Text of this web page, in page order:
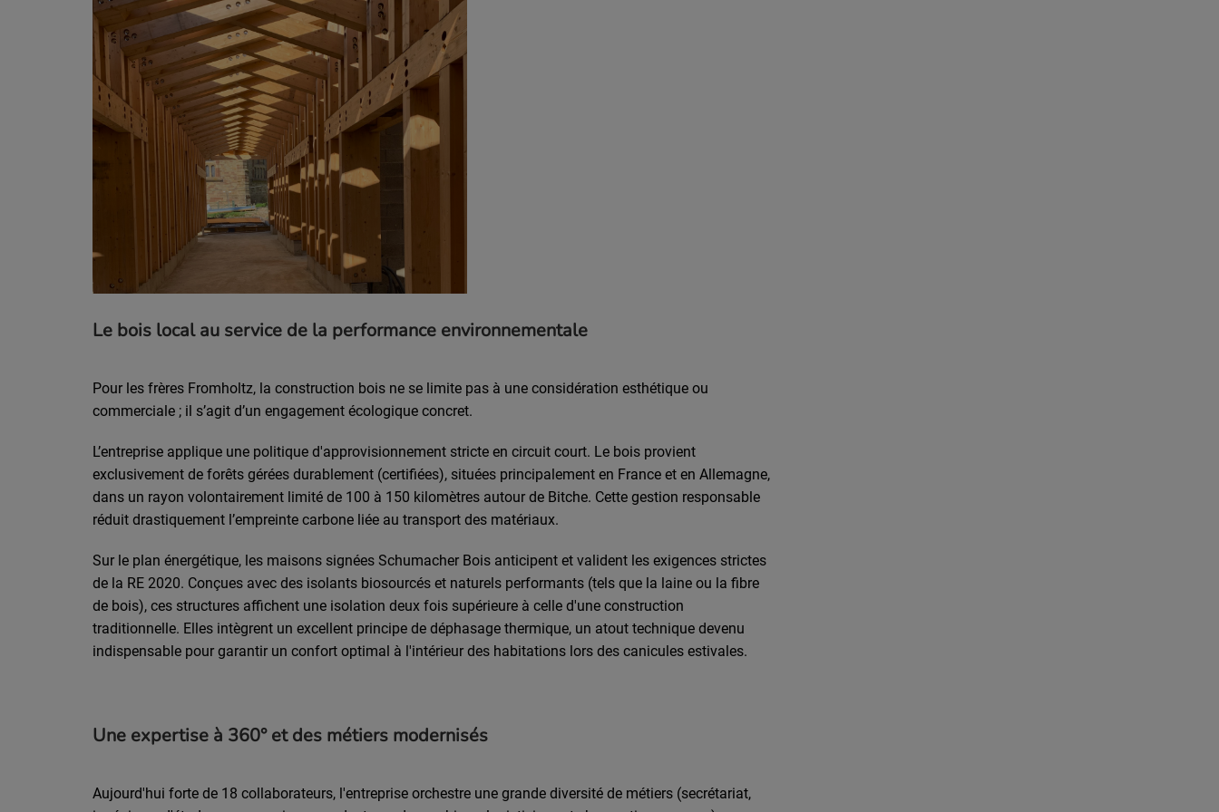
Le bois local au service de la performance environnementale
Pour les frères Fromholtz, la construction bois ne se limite pas à une considération esthétique ou
commerciale ; il s’agit d’un engagement écologique concret.
L’entreprise applique une politique d'approvisionnement stricte en circuit court. Le bois provient
exclusivement de forêts gérées durablement (certifiées), situées principalement en France et en Allemagne,
dans un rayon volontairement limité de 100 à 150 kilomètres autour de Bitche. Cette gestion responsable
réduit drastiquement l’empreinte carbone liée au transport des matériaux.
Sur le plan énergétique, les maisons signées Schumacher Bois anticipent et valident les exigences strictes
de la RE 2020. Conçues avec des isolants biosourcés et naturels performants (tels que la laine ou la fibre
de bois), ces structures affichent une isolation deux fois supérieure à celle d'une construction
traditionnelle. Elles intègrent un excellent principe de déphasage thermique, un atout technique devenu
indispensable pour garantir un confort optimal à l'intérieur des habitations lors des canicules estivales.
Une expertise à 360° et des métiers modernisés
Aujourd'hui forte de 18 collaborateurs, l'entreprise orchestre une grande diversité de métiers (secrétariat,